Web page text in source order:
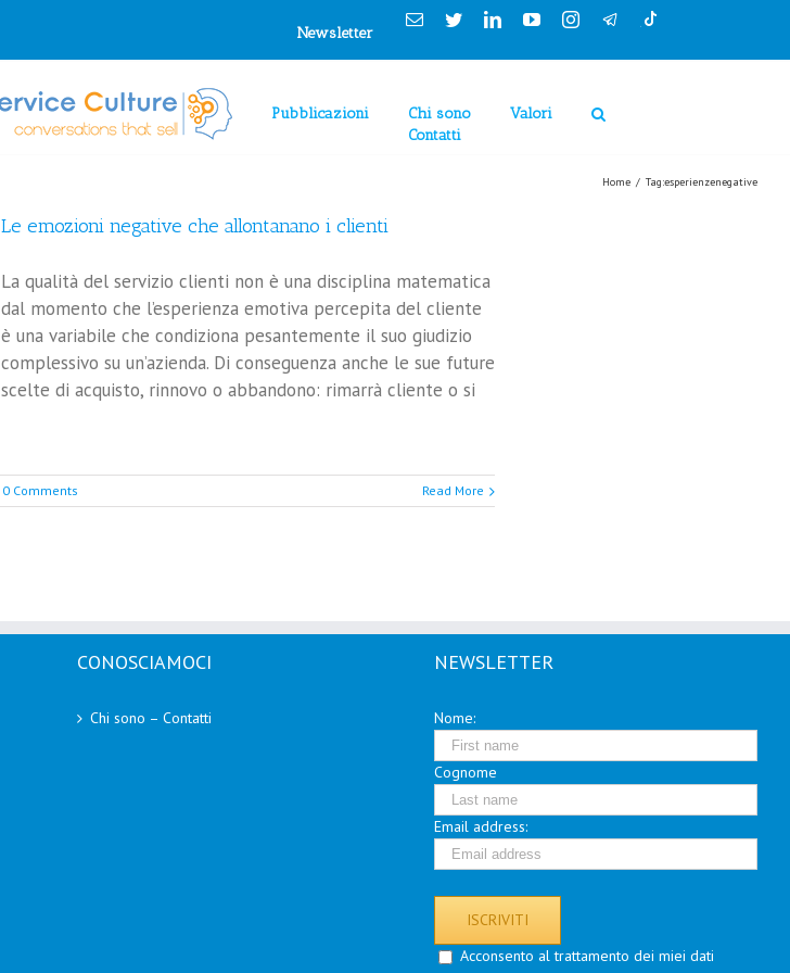
EmailTwitterLinkedinYouTubeInstagram
Newsletter
Pubblicazioni
Chi sono
Contatti
Valori
Home / Tag:esperienzenegative
Le emozioni negative che allontanano i clienti
La qualità del servizio clienti non è una disciplina matematica
dal momento che l’esperienza emotiva percepita del cliente
è una variabile che condiziona pesantemente il suo giudizio
complessivo su un’azienda. Di conseguenza anche le sue future
scelte di acquisto, rinnovo o abbandono: rimarrà cliente o si
0 Comments Read More
CONOSCIAMOCI
Chi sono – Contatti
NEWSLETTER
Nome:
Cognome
Email address:
Acconsento al trattamento dei miei dati